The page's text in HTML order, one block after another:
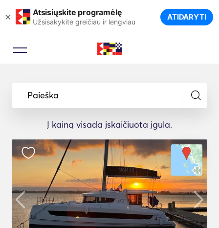
× Atsisiųskite programėlę
Užsisakykite greičiau ir lengviau ATIDARYTI
Paieška
Į kainą visada įskaičiuota įgula.